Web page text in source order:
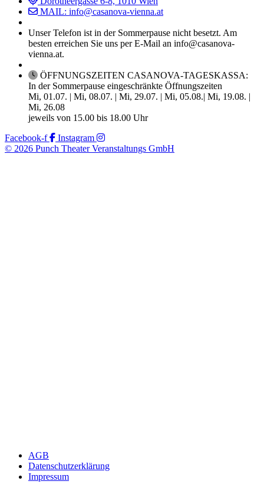
MAIL: info@casanova-vienna.at
Unser Telefon ist in der Sommerpause nicht besetzt. Am
besten erreichen Sie uns per E-Mail an info@casanova-
vienna.at.
ÖFFNUNGSZEITEN CASANOVA-TAGESKASSA:
In der Sommerpause eingeschränkte Öffnungszeiten
Mi, 01.07. | Mi, 08.07. | Mi, 29.07. | Mi, 05.08.| Mi, 19.08. |
Mi, 26.08
jeweils von 15.00 bis 18.00 Uhr
Facebook-f
Instagram
© 2026 Punch Theater Veranstaltungs GmbH
AGB
Datenschutzerklärung
Impressum